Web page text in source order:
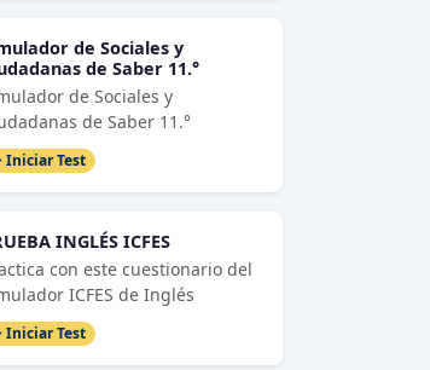
de Sociales y
de Saber 11.°
de Sociales y
de Saber 11.°
Iniciar Test
INGLÉS ICFES
con este cuestionario del
ICFES de Inglés
Iniciar Test